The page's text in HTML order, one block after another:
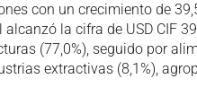
con un crecimiento de
alcanzó la cifra de USD CIF
(77,0%), seguido por
extractivas (8,1%),